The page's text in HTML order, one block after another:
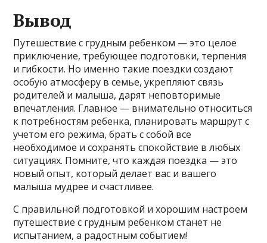
Вывод
Путешествие с грудным ребенком — это целое
приключение, требующее подготовки, терпения
и гибкости. Но именно такие поездки создают
особую атмосферу в семье, укрепляют связь
родителей и малыша, дарят неповторимые
впечатления. Главное — внимательно относиться
к потребностям ребенка, планировать маршрут с
учетом его режима, брать с собой все
необходимое и сохранять спокойствие в любых
ситуациях. Помните, что каждая поездка — это
новый опыт, который делает вас и вашего
малыша мудрее и счастливее.
С правильной подготовкой и хорошим настроем
путешествие с грудным ребенком станет не
испытанием, а радостным событием!